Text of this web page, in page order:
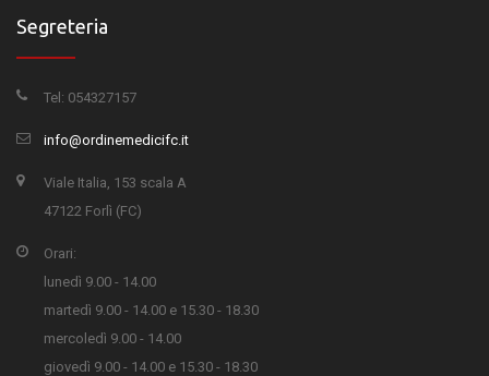
Segreteria
Tel: 054327157
info@ordinemedicifc.it
Viale Italia, 153 scala A
47122 Forlì (FC)
Orari:
lunedì 9.00 - 14.00
martedì 9.00 - 14.00 e 15.30 - 18.30
mercoledì 9.00 - 14.00
giovedì 9.00 - 14.00 e 15.30 - 18.30